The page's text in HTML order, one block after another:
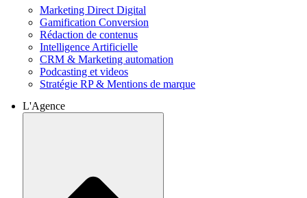
Marketing Direct Digital
Gamification Conversion
Rédaction de contenus
Intelligence Artificielle
CRM & Marketing automation
Podcasting et videos
Stratégie RP & Mentions de marque
L'Agence